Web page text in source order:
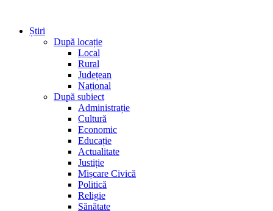
Știri
După locație
Local
Rural
Județean
Național
După subiect
Administrație
Cultură
Economic
Educație
Actualitate
Justiție
Mișcare Civică
Politică
Religie
Sănătate